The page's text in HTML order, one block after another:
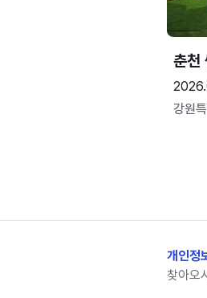
춘천
강원
개인정
찾아오